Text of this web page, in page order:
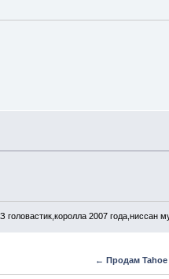
2007 года,ниссан
← Продам Tahoe